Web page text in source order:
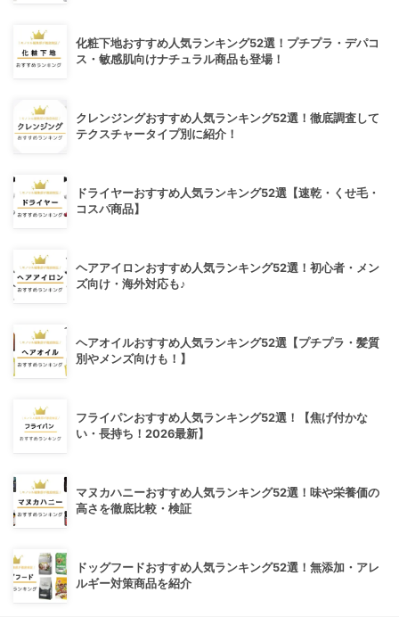
化粧下地おすすめ人気ランキング52選！プチプラ・デパコ
ス・敏感肌向けナチュラル商品も登場！
クレンジングおすすめ人気ランキング52選！徹底調査して
テクスチャータイプ別に紹介！
ドライヤーおすすめ人気ランキング52選【速乾・くせ毛・
コスパ商品】
ヘアアイロンおすすめ人気ランキング52選！初心者・メン
ズ向け・海外対応も♪
ヘアオイルおすすめ人気ランキング52選【プチプラ・髪質
別やメンズ向けも！】
フライパンおすすめ人気ランキング52選！【焦げ付かな
い・長持ち！2026最新】
マヌカハニーおすすめ人気ランキング52選！味や栄養価の
高さを徹底比較・検証
ドッグフードおすすめ人気ランキング52選！無添加・アレ
ルギー対策商品を紹介